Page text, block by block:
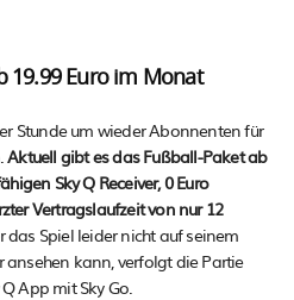
19.99 Euro im Monat
Stunde um wieder Abonnenten für
Aktuell gibt es das Fußball-Paket ab
Sky Q Receiver, 0 Euro
Vertragslaufzeit von nur 12
das Spiel leider nicht auf seinem
kann, verfolgt die Partie
App mit Sky Go.